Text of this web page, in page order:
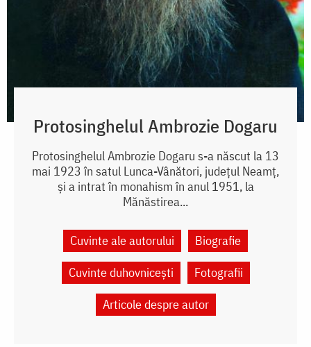
Protosinghelul Ambrozie Dogaru
Protosinghelul Ambrozie Dogaru s-a născut la 13
mai 1923 în satul Lunca-Vânători, județul Neamț,
și a intrat în monahism în anul 1951, la
Mănăstirea...
Cuvinte ale autorului
Biografie
Cuvinte duhovnicești
Fotografii
Articole despre autor